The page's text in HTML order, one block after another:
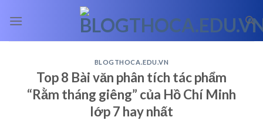
BLOGTHOCA.EDU.VN
Top 8 Bài văn phân tích tác phẩm
“Rằm tháng giêng” của Hồ Chí Minh
lớp 7 hay nhất